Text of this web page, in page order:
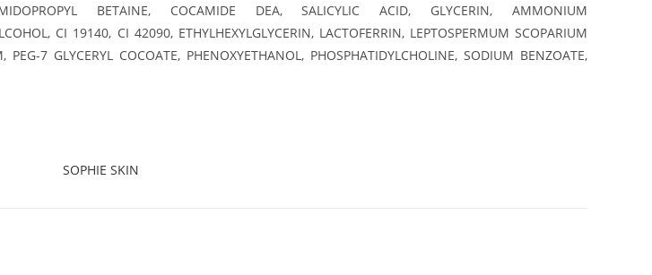
BETAINE, COCAMIDE DEA, SALICYLIC ACID, GLYCERIN, AMMONIUM
CI 19140, CI 42090, ETHYLHEXYLGLYCERIN, LACTOFERRIN, LEPTOSPERMUM SCOPARIUM
7 GLYCERYL COCOATE, PHENOXYETHANOL, PHOSPHATIDYLCHOLINE, SODIUM BENZOATE,
SOPHIE SKIN